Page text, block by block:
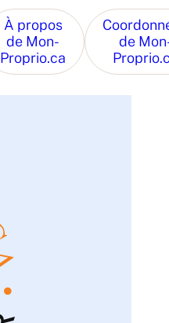
À propos
de Mon-
Proprio.ca
de